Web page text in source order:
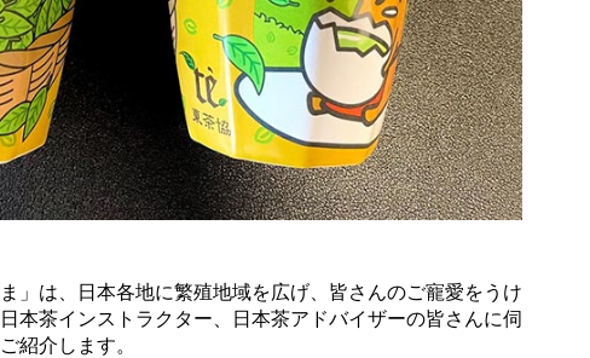
」は、日本各地に繁殖地域を広げ、皆さんのご寵愛をうけ
茶インストラクター、日本茶アドバイザーの皆さんに伺
紹介します。